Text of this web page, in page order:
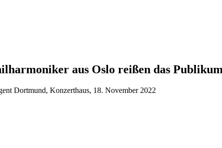
aus Oslo reißen das